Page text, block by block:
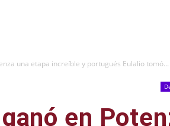
una etapa increíble y portugués Eulalio tomó...
en